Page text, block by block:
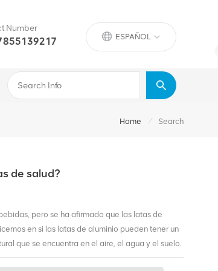
ESPAÑOL
Number
Home / Search
de salud?
pero se ha afirmado que las latas de
en si las latas de aluminio pueden tener un
que se encuentra en el aire, el agua y el suelo.
supone ningún daño para los seres humanos.